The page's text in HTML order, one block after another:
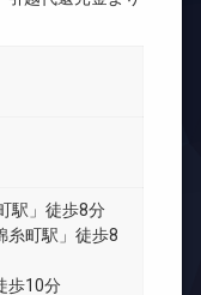
駅」徒歩8分
糸町駅」徒歩8
歩10分